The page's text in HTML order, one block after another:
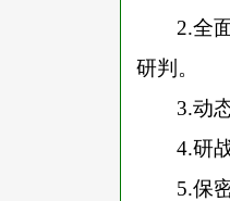
2.全
研判。
3.动
4.研
5.保